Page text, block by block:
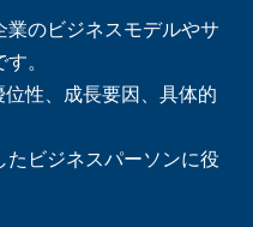
のビジネスモデルやサ
。
性、成長要因、具体的
ビジネスパーソンに役